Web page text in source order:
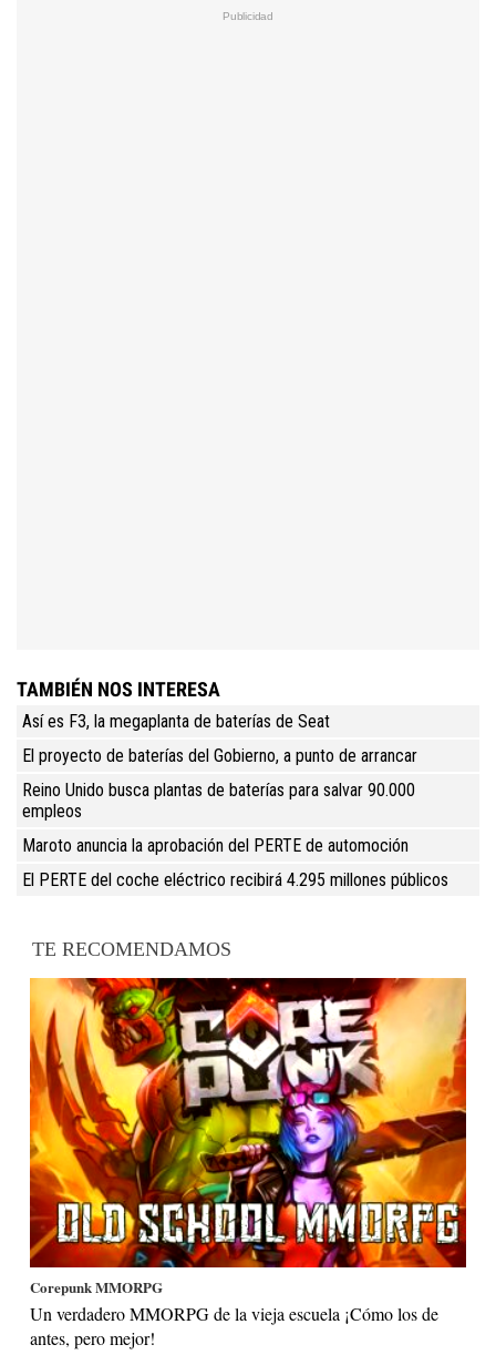
TAMBIÉN NOS INTERESA
Así es F3, la megaplanta de baterías de Seat
El proyecto de baterías del Gobierno, a punto de arrancar
Reino Unido busca plantas de baterías para salvar 90.000
empleos
Maroto anuncia la aprobación del PERTE de automoción
El PERTE del coche eléctrico recibirá 4.295 millones públicos
TE RECOMENDAMOS
Corepunk MMORPG
Un verdadero MMORPG de la vieja escuela ¡Cómo los de
antes, pero mejor!